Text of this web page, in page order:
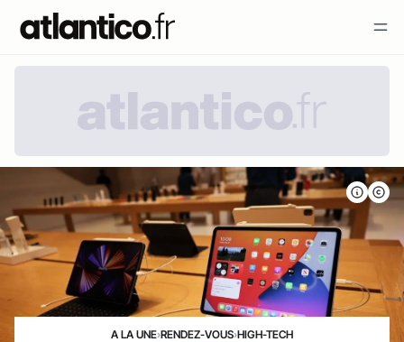
A LA UNE›RENDEZ-VOUS›HIGH-TECH